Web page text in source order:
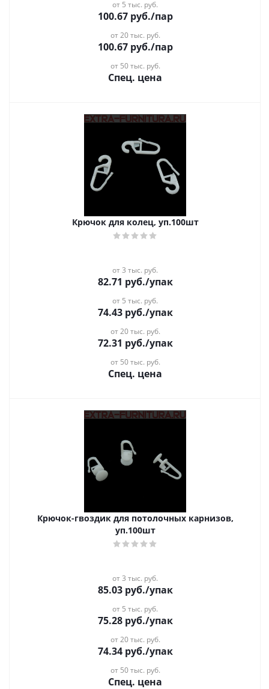
от 5 тыс. руб.
100.67руб./пар
от 20 тыс. руб.
100.67руб./пар
от 50 тыс. руб.
Спец. цена
Крючок для колец, уп.100шт
от 3 тыс. руб.
82.71 руб./упак
от 5 тыс. руб.
74.43руб./упак
от 20 тыс. руб.
72.31 руб./упак
от 50 тыс. руб.
Спец. цена
Крючок-гвоздик для потолочных карнизов,
уп.100шт
от 3 тыс. руб.
85.03руб./упак
от 5 тыс. руб.
75.28руб./упак
от 20 тыс. руб.
74.34руб./упак
от 50 тыс. руб.
Спец. цена